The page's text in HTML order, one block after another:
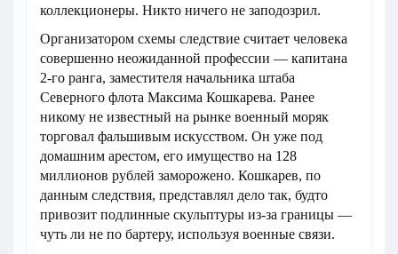
коллекционеры. Никто ничего не заподозрил.
Организатором схемы следствие считает человека
совершенно неожиданной профессии — капитана
2-го ранга, заместителя начальника штаба
Северного флота Максима Кошкарева. Ранее
никому не известный на рынке военный моряк
торговал фальшивым искусством. Он уже под
домашним арестом, его имущество на 128
миллионов рублей заморожено. Кошкарев, по
данным следствия, представлял дело так, будто
привозит подлинные скульптуры из-за границы —
чуть ли не по бартеру, используя военные связи.